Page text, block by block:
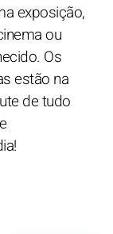
exposição,
ou
Os
estão na
de tudo